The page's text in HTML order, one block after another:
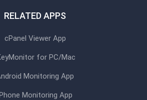
RELATED APPS
cPanel Viewer App
for PC/Mac
Monitoring App
Monitoring App